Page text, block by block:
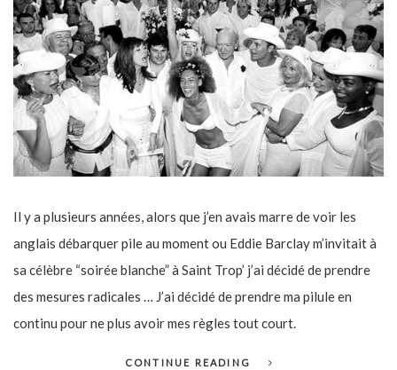
Il y a plusieurs années, alors que j’en avais marre de voir les
anglais débarquer pile au moment ou Eddie Barclay m’invitait à
sa célèbre “soirée blanche” à Saint Trop’ j’ai décidé de prendre
des mesures radicales … J’ai décidé de prendre ma pilule en
continu pour ne plus avoir mes règles tout court.
CONTINUE READING